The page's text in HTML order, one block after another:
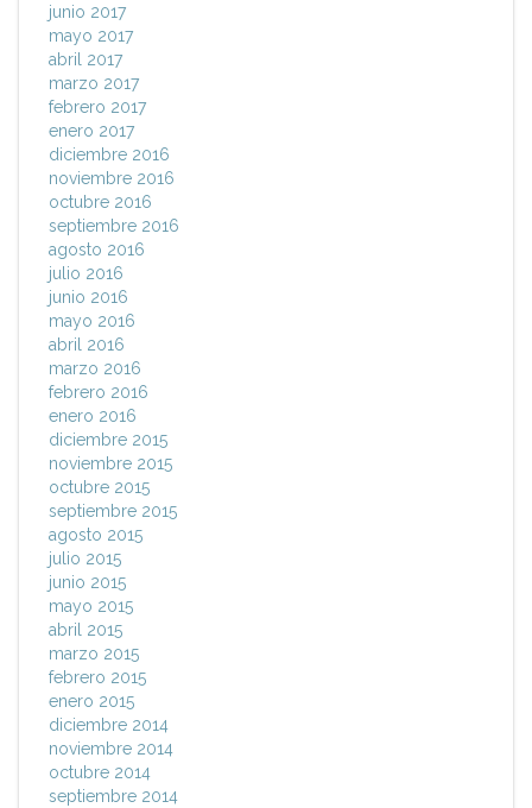
junio 2017
mayo 2017
abril 2017
marzo 2017
febrero 2017
enero 2017
diciembre 2016
noviembre 2016
octubre 2016
septiembre 2016
agosto 2016
julio 2016
junio 2016
mayo 2016
abril 2016
marzo 2016
febrero 2016
enero 2016
diciembre 2015
noviembre 2015
octubre 2015
septiembre 2015
agosto 2015
julio 2015
junio 2015
mayo 2015
abril 2015
marzo 2015
febrero 2015
enero 2015
diciembre 2014
noviembre 2014
octubre 2014
septiembre 2014